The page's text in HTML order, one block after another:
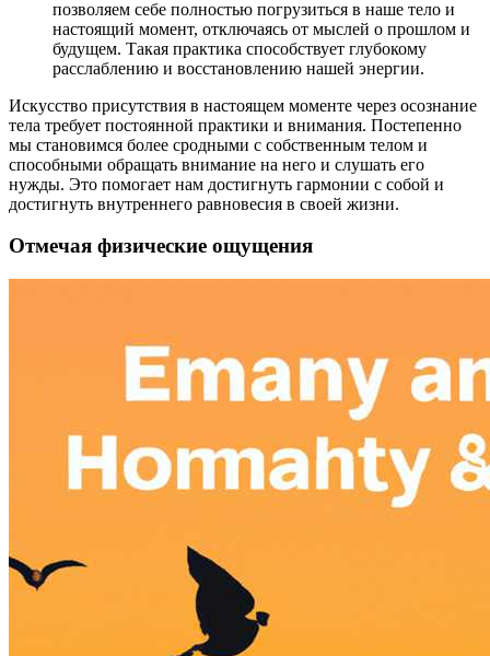
позволяем себе полностью погрузиться в наше тело и
настоящий момент, отключаясь от мыслей о прошлом и
будущем. Такая практика способствует глубокому
расслаблению и восстановлению нашей энергии.
Искусство присутствия в настоящем моменте через осознание
тела требует постоянной практики и внимания. Постепенно
мы становимся более сродными с собственным телом и
способными обращать внимание на него и слушать его
нужды. Это помогает нам достигнуть гармонии с собой и
достигнуть внутреннего равновесия в своей жизни.
Отмечая физические ощущения